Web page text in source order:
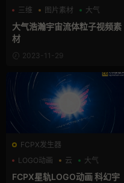
三维
图片素材 大气
大气浩瀚宇宙流体粒子视频素
材
2023-11-29
FCPX发生器
LOGO动画
云 大气
FCPX星轨LOGO动画 科幻宇